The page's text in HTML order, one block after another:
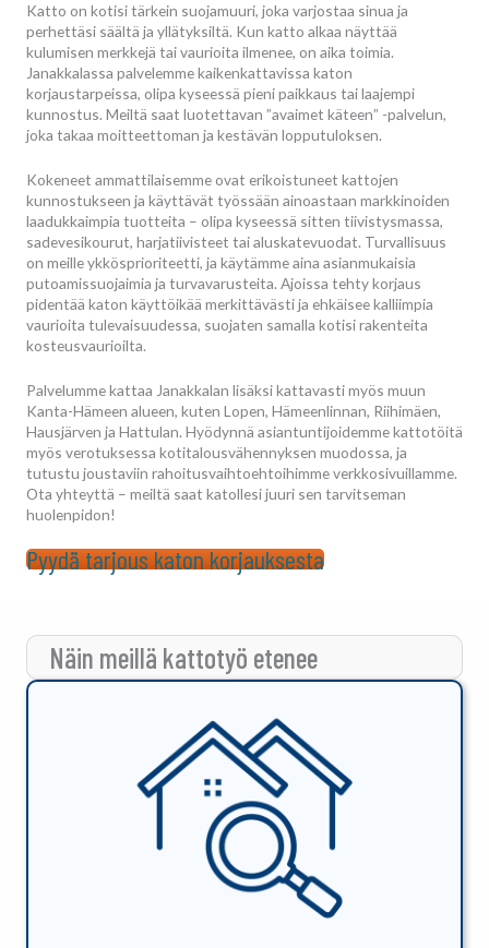
Katto on kotisi tärkein suojamuuri, joka varjostaa sinua ja
perhettäsi säältä ja yllätyksiltä. Kun katto alkaa näyttää
kulumisen merkkejä tai vaurioita ilmenee, on aika toimia.
Janakkalassa palvelemme kaikenkattavissa katon
korjaustarpeissa, olipa kyseessä pieni paikkaus tai laajempi
kunnostus. Meiltä saat luotettavan ”avaimet käteen” -palvelun,
joka takaa moitteettoman ja kestävän lopputuloksen.
Kokeneet ammattilaisemme ovat erikoistuneet kattojen
kunnostukseen ja käyttävät työssään ainoastaan markkinoiden
laadukkaimpia tuotteita – olipa kyseessä sitten tiivistysmassa,
sadevesikourut, harjatiivisteet tai aluskatevuodat. Turvallisuus
on meille ykkösprioriteetti, ja käytämme aina asianmukaisia
putoamissuojaimia ja turvavarusteita. Ajoissa tehty korjaus
pidentää katon käyttöikää merkittävästi ja ehkäisee kalliimpia
vaurioita tulevaisuudessa, suojaten samalla kotisi rakenteita
kosteusvaurioilta.
Palvelumme kattaa Janakkalan lisäksi kattavasti myös muun
Kanta-Hämeen alueen, kuten Lopen, Hämeenlinnan, Riihimäen,
Hausjärven ja Hattulan. Hyödynnä asiantuntijoidemme kattotöitä
myös verotuksessa kotitalousvähennyksen muodossa, ja
tutustu joustaviin rahoitusvaihtoehtoihimme verkkosivuillamme.
Ota yhteyttä – meiltä saat katollesi juuri sen tarvitseman
huolenpidon!
Pyydä tarjous katon korjauksesta
Näin meillä kattotyö etenee